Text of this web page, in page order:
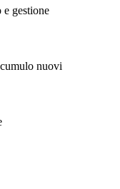
gestione
nuovi